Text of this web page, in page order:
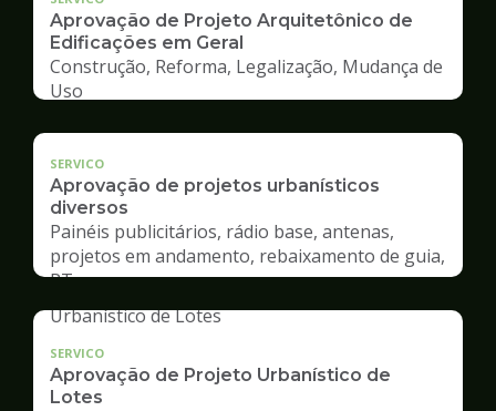
Aprovação de Projeto Arquitetônico de
Edificações em Geral
Construção, Reforma, Legalização, Mudança de
Uso
SERVICO
Aprovação de projetos urbanísticos
diversos
Painéis publicitários, rádio base, antenas,
projetos em andamento, rebaixamento de guia,
RT
SERVICO
Aprovação de Projeto Urbanístico de
Lotes